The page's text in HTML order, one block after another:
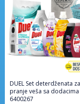
DUEL Set deterdženata za
pranje veša sa dodacima
6400267